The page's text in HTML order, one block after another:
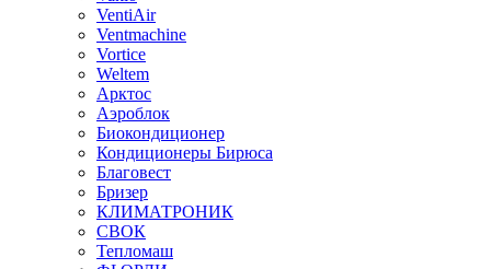
VentiAir
Ventmachine
Vortice
Weltem
Арктос
Аэроблок
Биокондиционер
Кондиционеры Бирюса
Благовест
Бризер
КЛИМАТРОНИК
СВОК
Тепломаш